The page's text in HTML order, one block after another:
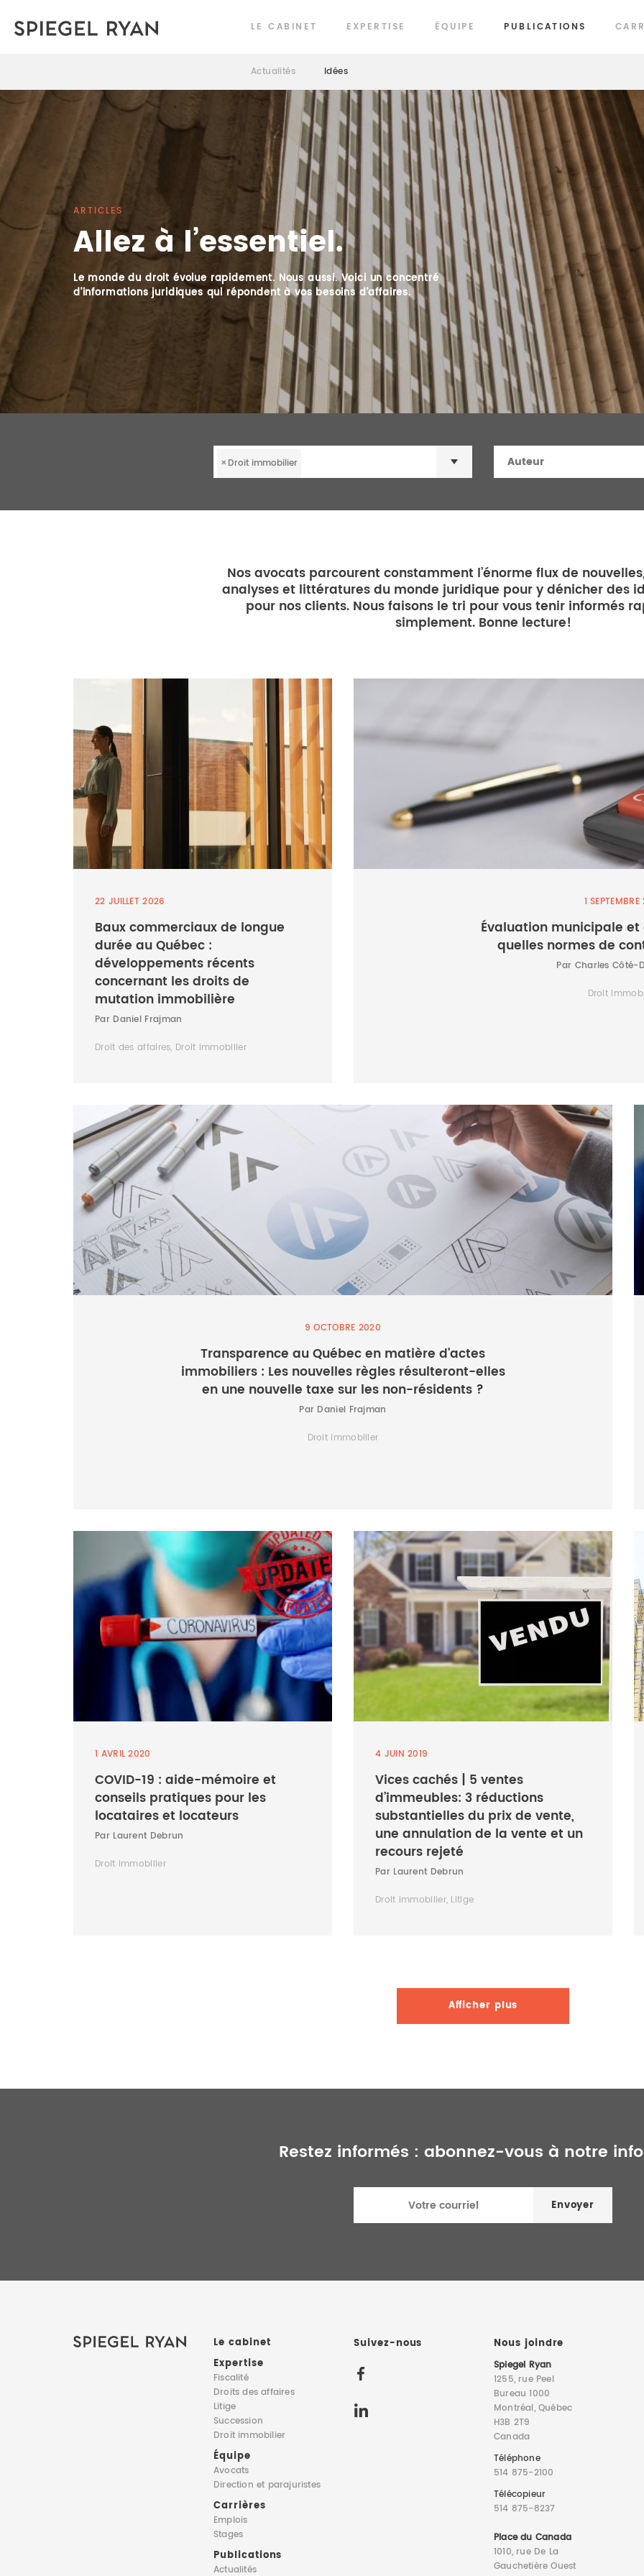
LE CABINET EXPERTISE ÉQUIPE PUBLICATIONS
Actualités Idées
ARTICLES
Allez à l’essentiel.
Le monde du droit évolue rapidement. Nous aussi. Voici un concentré
d’informations juridiques qui répondent à vos besoins d’affaires.
×
× Droit immobilier
Nos avocats parcourent constamment l’énorme flux de
analyses et littératures du monde juridique pour y dénicher des
pour nos clients. Nous faisons le tri pour vous tenir informés
simplement. Bonne lecture!
22 JUILLET 2026
Baux commerciaux de longue
durée au Québec :
développements récents
concernant les droits de
mutation immobilière
Par Daniel Frajman
Droit des affaires, Droit immobilier
1
Évaluation municipale
quelles normes de
Par Charles Côté-
Droit
9 OCTOBRE 2020
Transparence au Québec en matière d'actes
immobiliers : Les nouvelles règles résulteront-elles
en une nouvelle taxe sur les non-résidents ?
Par Daniel Frajman
Droit immobilier
1 AVRIL 2020
COVID-19 : aide-mémoire et
conseils pratiques pour les
locataires et locateurs
Par Laurent Debrun
Droit immobilier
4 JUIN 2019
Vices cachés | 5 ventes
d’immeubles: 3 réductions
substantielles du prix de vente,
une annulation de la vente et un
recours rejeté
Par Laurent Debrun
Droit immobilier, Litige
Afficher plus
Restez informés : abonnez-vous à notre
Le cabinet
Expertise
Fiscalité
Droits des affaires
Litige
Succession
Droit immobilier
Équipe
Avocats
Directionet parajuristes
Carrières
Emplois
Stages
Publications
Actualités
Suivez-nous Nous joindre
Spiegel Ryan
1255, rue Peel
Bureau 1000
Montréal, Québec
H3B 2T9
Canada
Téléphone
514 875-2100
Télécopieur
514 875-8237
Place du Canada
1010, rue De La
Gauchetière Ouest